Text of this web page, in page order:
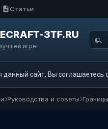
Статьи
3TF.RU
игре!
данный сайт, Вы соглашаетесь
Руководства и советы